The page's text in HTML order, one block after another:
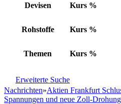
Devisen Kurs %
Rohstoffe Kurs %
Themen Kurs %
Erweiterte Suche
Nachrichten»Aktien Frankfurt
Spannungen und neue Zoll-